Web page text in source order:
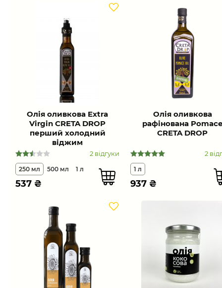
Олія оливкова Extra
Virgin CRETA DROP
перший холодний
віджим
2 відгуки
250 мл 500 мл 1 л
537 ₴
Олія оливкова
рафінована Pomace
CRETA DROP
2
1 л
937 ₴